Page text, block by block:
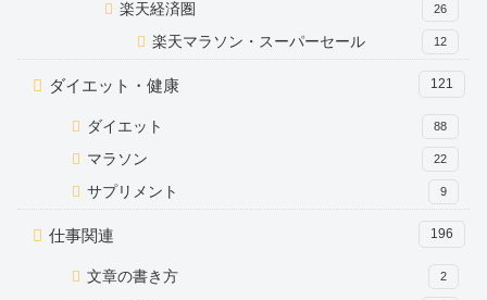
楽天経済圏 26
楽天マラソン・スーパーセール 12
ダイエット・健康 121
ダイエット 88
マラソン 22
サプリメント 9
仕事関連 196
文章の書き方 2